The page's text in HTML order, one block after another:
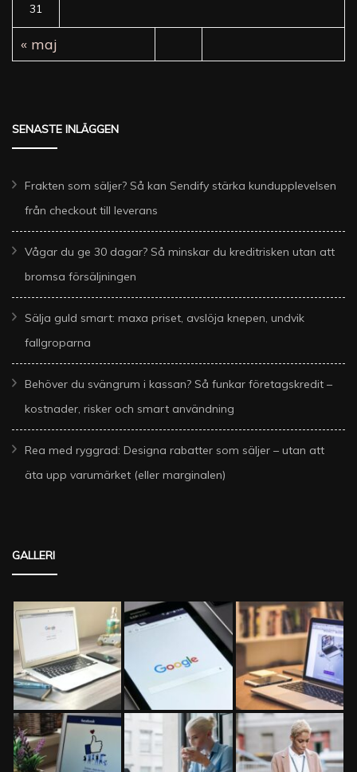
31
« maj
SENASTE INLÄGGEN
Frakten som säljer? Så kan Sendify stärka kundupplevelsen
från checkout till leverans
Vågar du ge 30 dagar? Så minskar du kreditrisken utan att
bromsa försäljningen
Sälja guld smart: maxa priset, avslöja knepen, undvik
fallgroparna
Behöver du svängrum i kassan? Så funkar företagskredit –
kostnader, risker och smart användning
Rea med ryggrad: Designa rabatter som säljer – utan att
äta upp varumärket (eller marginalen)
GALLERI